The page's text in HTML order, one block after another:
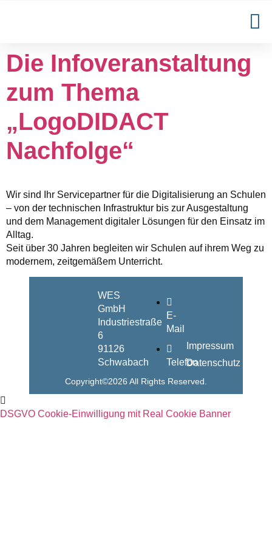
Die Infoveranstaltung
zum Thema
„LogoDIDACT
Nachfolge“
Wir sind Ihr Servicepartner für die Digitalisierung an Schulen
– von der technischen Infrastruktur bis zur Ausgestaltung
und dem Management digitaler Lösungen für den Einsatz im
Alltag.
Seit über 30 Jahren begleiten wir Schulen auf ihrem Weg zu
modernem, zeitgemäßem Unterricht.
WES
GmbH
Industriestraße
6
91126
Schwabach
E-
Mail
Telefon
Impressum
Datenschutz
Copyright©2026 All Rights Reserved.
DSGVO Cookie-Einwilligung mit Real Cookie Banner